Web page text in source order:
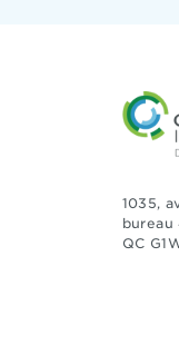
1035,
bureau
QC